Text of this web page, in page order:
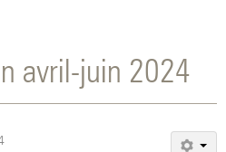
avril-juin 2024